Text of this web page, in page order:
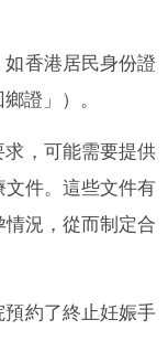
香港居民身份證
證」）。
，可能需要提供
件。這些文件有
況，從而制定合
約了終止妊娠手